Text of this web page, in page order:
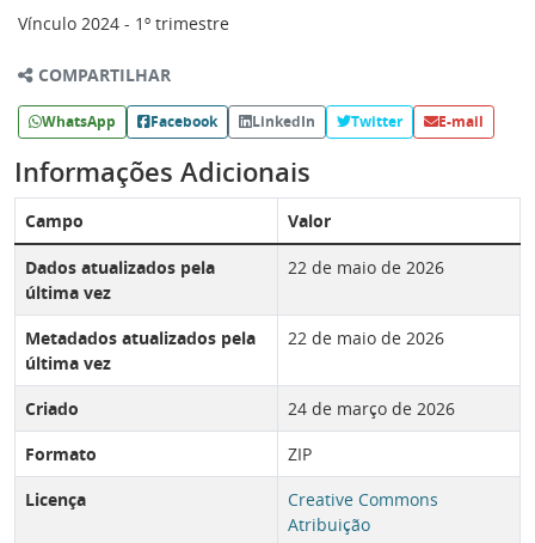
Vínculo 2024 - 1º trimestre
COMPARTILHAR
WhatsApp Facebook LinkedIn Twitter E-mail
Informações Adicionais
Campo Valor
Dados atualizados pela
última vez
22 de maio de 2026
Metadados atualizados pela
última vez
22 de maio de 2026
Criado
24 de março de 2026
Formato
ZIP
Licença
Creative Commons
Atribuição